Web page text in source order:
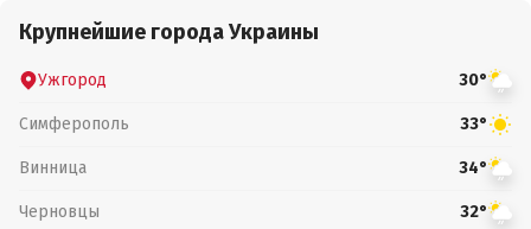
Крупнейшие города Украины
Ужгород 30°
Симферополь 33°
Винница 34°
Черновцы 32°